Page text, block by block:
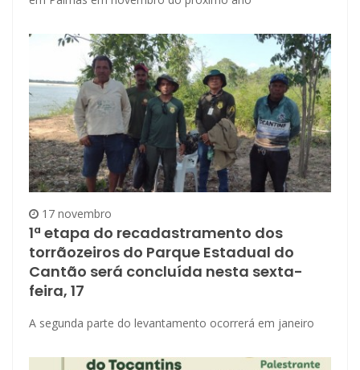
17 novembro
1ª etapa do recadastramento dos
torrãozeiros do Parque Estadual do
Cantão será concluída nesta sexta-
feira, 17
A segunda parte do levantamento ocorrerá em janeiro